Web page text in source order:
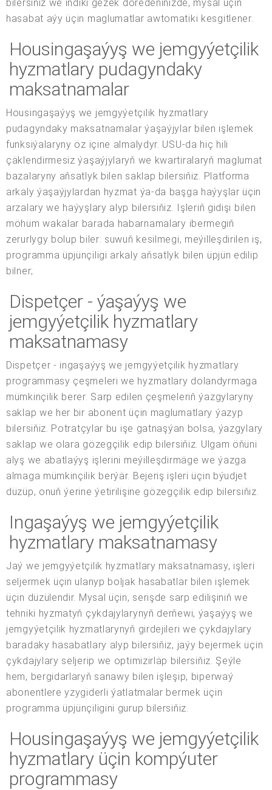
bilersiňiz we indiki gezek döredeniňizde, mysal üçin
hasabat aýy üçin maglumatlar awtomatiki kesgitlener.
Housingaşaýyş we jemgyýetçilik
hyzmatlary pudagyndaky
maksatnamalar
Housingaşaýyş we jemgyýetçilik hyzmatlary
pudagyndaky maksatnamalar ýaşaýjylar bilen işlemek
funksiýalaryny öz içine almalydyr. USU-da hiç hili
çäklendirmesiz ýaşaýjylaryň we kwartiralaryň maglumat
bazalaryny aňsatlyk bilen saklap bilersiňiz. Platforma
arkaly ýaşaýjylardan hyzmat ýa-da başga haýyşlar üçin
arzalary we haýyşlary alyp bilersiňiz. Işleriň gidişi bilen
möhüm wakalar barada habarnamalary ibermegiň
zerurlygy bolup biler: suwuň kesilmegi, meýilleşdirilen iş,
programma üpjünçiligi arkaly aňsatlyk bilen üpjün edilip
bilner;
Dispetçer - ýaşaýyş we
jemgyýetçilik hyzmatlary
maksatnamasy
Dispetçer - ingaşaýyş we jemgyýetçilik hyzmatlary
programmasy çeşmeleri we hyzmatlary dolandyrmaga
mümkinçilik berer. Sarp edilen çeşmeleriň ýazgylaryny
saklap we her bir abonent üçin maglumatlary ýazyp
bilersiňiz. Potratçylar bu işe gatnaşýan bolsa, ýazgylary
saklap we olara gözegçilik edip bilersiňiz. Ulgam öňüni
alyş we abatlaýyş işlerini meýilleşdirmäge we ýazga
almaga mümkinçilik berýär. Bejeriş işleri üçin býudjet
düzüp, onuň ýerine ýetirilişine gözegçilik edip bilersiňiz.
Ingaşaýyş we jemgyýetçilik
hyzmatlary maksatnamasy
Jaý we jemgyýetçilik hyzmatlary maksatnamasy, işleri
seljermek üçin ulanyp boljak hasabatlar bilen işlemek
üçin düzülendir. Mysal üçin, serişde sarp edilişiniň we
tehniki hyzmatyň çykdajylarynyň derňewi, ýaşaýyş we
jemgyýetçilik hyzmatlarynyň girdejileri we çykdajylary
baradaky hasabatlary alyp bilersiňiz, jaýy bejermek üçin
çykdajylary seljerip we optimizirläp bilersiňiz. Şeýle
hem, bergidarlaryň sanawy bilen işleşip, biperwaý
abonentlere yzygiderli ýatlatmalar bermek üçin
programma üpjünçiligini gurup bilersiňiz.
Housingaşaýyş we jemgyýetçilik
hyzmatlary üçin kompýuter
programmasy